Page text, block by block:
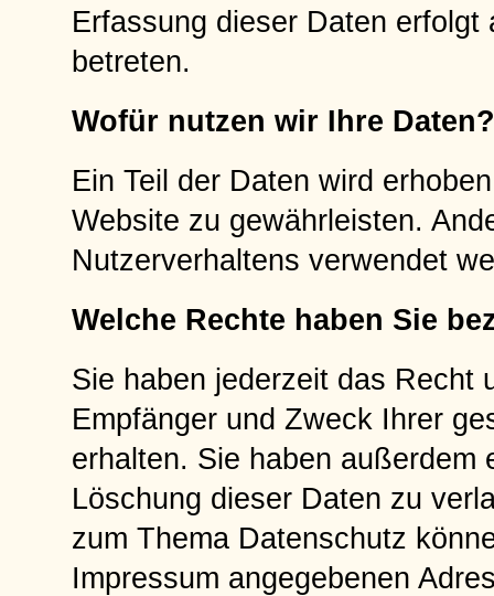
Erfassung dieser Daten
betreten.
Wofür nutzen wir Ihre Daten?
Ein Teil der Daten wird
Website zu gewährleisten.
Nutzerverhaltens verwendet
Welche Rechte haben Sie
Sie haben jederzeit das Recht
Empfänger und Zweck Ihrer
erhalten. Sie haben außerdem
Löschung dieser Daten zu
zum Thema Datenschutz
Impressum angegebenen